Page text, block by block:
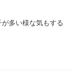
多い様な気もする